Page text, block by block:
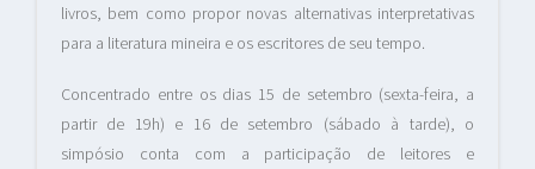
livros, bem como propor novas alternativas interpretativas
para a literatura mineira e os escritores de seu tempo.
Concentrado entre os dias 15 de setembro (sexta-feira, a
partir de 19h) e 16 de setembro (sábado à tarde), o
simpósio conta com a participação de leitores e